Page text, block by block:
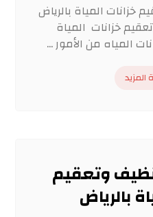
المياة بالرياض
خزانات المياة
المياه من الأمور ...
المزيد
وتعقيم
بالرياض